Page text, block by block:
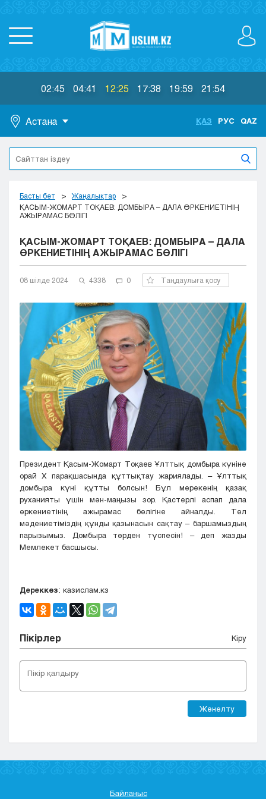
02:45 04:41 12:25 17:38 19:59 21:54
Астана
Астана
Алматы
Актобе
Атырау
Жезказган
Кокшетау
Костанай
Кызылорда
Петропавловск
Семей
Талдыкорган
Тараз
Туркестан
Уральск
Усть-Каменогорск
Шымкент
ҚАЗ РУС QAZ
Басты бет
Жаңалықтар
ҚАСЫМ-ЖОМАРТ ТОҚАЕВ: ДОМБЫРА – ДАЛА ӨРКЕНИЕТІНІҢ
АЖЫРАМАС БӨЛІГІ
ҚАСЫМ-ЖОМАРТ ТОҚАЕВ: ДОМБЫРА – ДАЛА
ӨРКЕНИЕТІНІҢ АЖЫРАМАС БӨЛІГІ
08 шілде 2024 4338 0 Таңдаулыға қосу
Президент Қасым-Жомарт Тоқаев Ұлттық домбыра күніне
орай Х парақшасында құттықтау жариялады. – Ұлттық
домбыра күні құтты болсын! Бұл мерекенің қазақ
руханияты үшін мән-маңызы зор. Қастерлі аспап дала
өркениетінің ажырамас бөлігіне айналды. Төл
мәдениетіміздің құнды қазынасын сақтау – баршамыздың
парызымыз. Домбыра төрден түспесін! – деп жазды
Мемлекет басшысы.
Дереккөз: казислам.кз
Пікірлер Кіру
Жөнелту
Байланыс